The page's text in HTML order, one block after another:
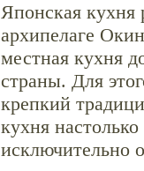
Японская кухня
архипелаге
местная кухня
страны. Для
крепкий
кухня
исключительно